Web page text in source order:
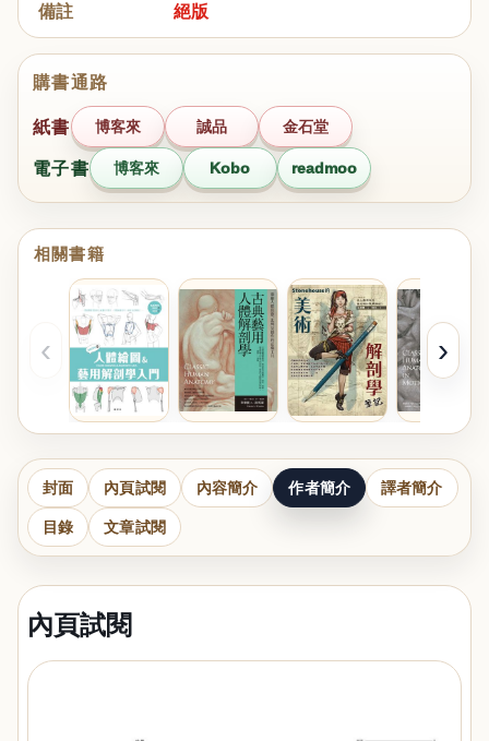
備註
絕版
購書通路
紙書 博客來 誠品 金石堂
電子書 博客來 Kobo readmoo
相關書籍
‹ ›
封面 內頁試閱 內容簡介 作者簡介 譯者簡介
目錄 文章試閱
內頁試閱